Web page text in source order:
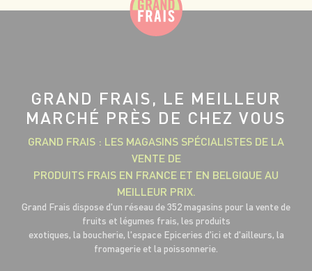
GRAND FRAIS, LE MEILLEUR
MARCHÉ PRÈS DE CHEZ VOUS
GRAND FRAIS : LES MAGASINS SPÉCIALISTES DE LA
VENTE DE
PRODUITS FRAIS EN FRANCE ET EN BELGIQUE AU
MEILLEUR PRIX.
Grand Frais dispose d'un réseau de 352 magasins pour la vente de
fruits et légumes frais, les produits
exotiques, la boucherie, l'espace Epiceries d'ici et d'ailleurs, la
fromagerie et la poissonnerie.